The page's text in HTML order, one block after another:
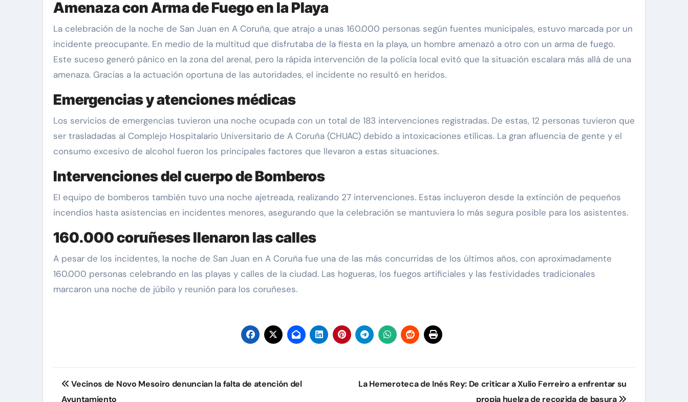
Amenaza con Arma de Fuego en la Playa
La celebración de la noche de San Juan en A Coruña, que atrajo a unas 160.000 personas según fuentes municipales, estuvo marcada por un
incidente preocupante. En medio de la multitud que disfrutaba de la fiesta en la playa, un hombre amenazó a otro con un arma de fuego.
Este suceso generó pánico en la zona del arenal, pero la rápida intervención de la policía local evitó que la situación escalara más allá de una
amenaza. Gracias a la actuación oportuna de las autoridades, el incidente no resultó en heridos.
Emergencias y atenciones médicas
Los servicios de emergencias tuvieron una noche ocupada con un total de 183 intervenciones registradas. De estas, 12 personas tuvieron que
ser trasladadas al Complejo Hospitalario Universitario de A Coruña (CHUAC) debido a intoxicaciones etílicas. La gran afluencia de gente y el
consumo excesivo de alcohol fueron los principales factores que llevaron a estas situaciones.
Intervenciones del cuerpo de Bomberos
El equipo de bomberos también tuvo una noche ajetreada, realizando 27 intervenciones. Estas incluyeron desde la extinción de pequeños
incendios hasta asistencias en incidentes menores, asegurando que la celebración se mantuviera lo más segura posible para los asistentes.
160.000 coruñeses llenaron las calles
A pesar de los incidentes, la noche de San Juan en A Coruña fue una de las más concurridas de los últimos años, con aproximadamente
160.000 personas celebrando en las playas y calles de la ciudad. Las hogueras, los fuegos artificiales y las festividades tradicionales
marcaron una noche de júbilo y reunión para los coruñeses.
Navegación
Vecinos de Novo Mesoiro denuncian la falta de atención del
Ayuntamiento
La Hemeroteca de Inés Rey: De criticar a Xulio Ferreiro a enfrentar su
propia huelga de recogida de basura